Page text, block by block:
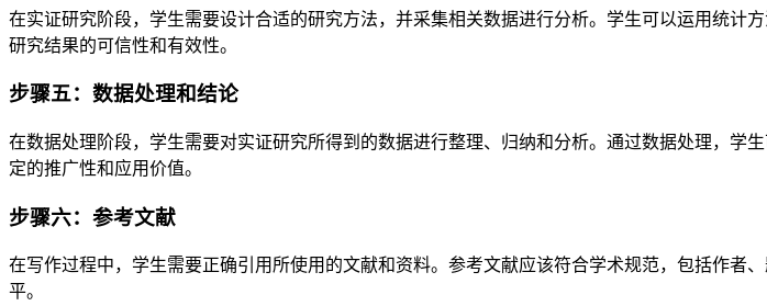
在实证研究阶段，学生需要设计合适的研究方法，并采集相关数据进行分析。学生可以运用统
研究结果的可信性和有效性。
步骤五：数据处理和结论
在数据处理阶段，学生需要对实证研究所得到的数据进行整理、归纳和分析。通过数据处理，
定的推广性和应用价值。
步骤六：参考文献
在写作过程中，学生需要正确引用所使用的文献和资料。参考文献应该符合学术规范，包括作
平。